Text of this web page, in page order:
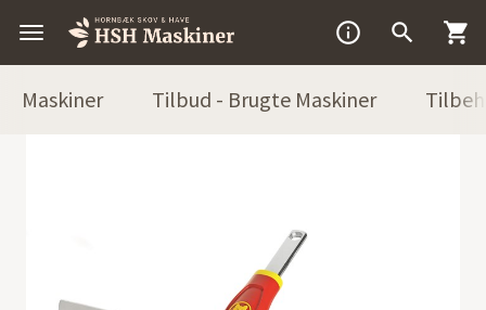
  
Maskiner Tilbud - Brugte Maskiner